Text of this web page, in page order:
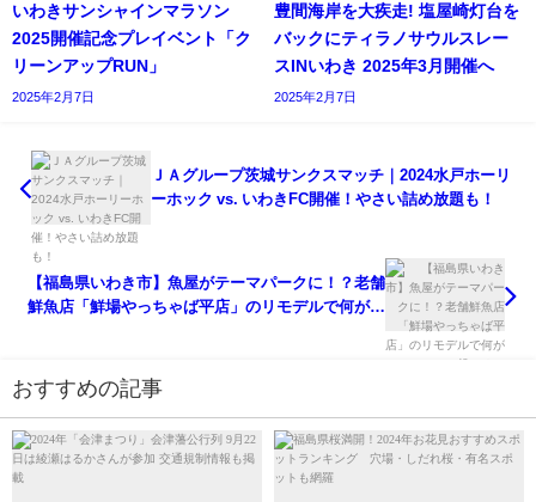
いわきサンシャインマラソン
2025開催記念プレイベント「ク
リーンアップRUN」
2025年2月7日
豊間海岸を大疾走! ​塩屋崎灯台を
バックにティラノサウルスレー
スINいわき 2025年3月開催へ
2025年2月7日
ＪＡグループ茨城サンクスマッチ｜2024水戸ホーリ
ーホック vs. いわきFC開催！やさい詰め放題も！
【福島県いわき市】魚屋がテーマパークに！？老舗
鮮魚店「鮮場やっちゃば平店」のリモデルで何が起
おすすめの記事